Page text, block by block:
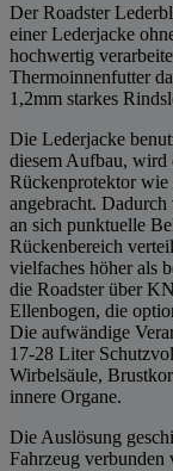
Der Roadster
einer Lederjacke
hochwertig
Thermoinnenfutter
1,2mm starkes
Die Lederjacke
diesem Aufbau,
Rückenprotektor wie
angebracht.
an sich punktuelle
Rückenbereich
vielfaches höher als
die Roadster über
Ellenbogen, die
Die aufwändige
17-28 Liter
Wirbelsäule,
innere Organe.
Die Auslösung
Fahrzeug